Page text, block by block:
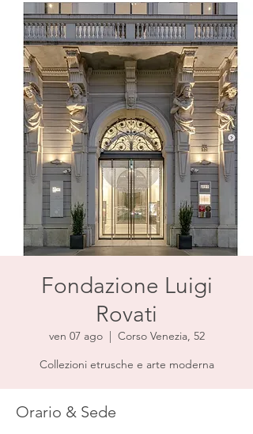
Fondazione Luigi
Rovati
ven 07 ago
  |
Corso Venezia, 52
Collezioni etrusche e arte moderna
Orario & Sede